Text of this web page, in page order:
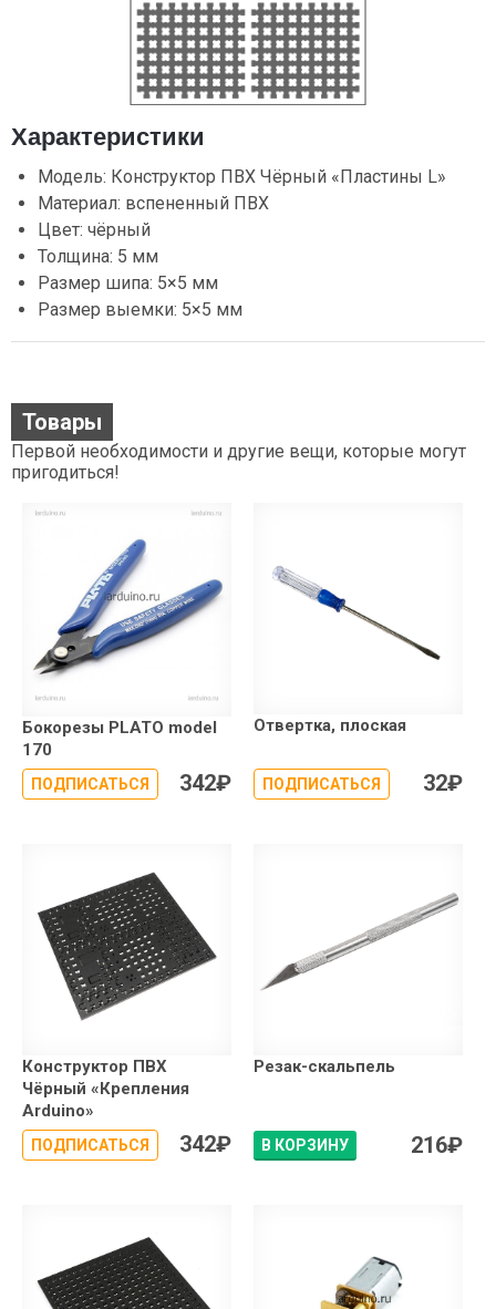
Характеристики
Модель: Конструктор ПВХ Чёрный «Пластины L»
Материал: вспененный ПВХ
Цвет: чёрный
Толщина: 5 мм
Размер шипа: 5×5 мм
Размер выемки: 5×5 мм
Товары
Первой необходимости и другие вещи, которые могут
пригодиться!
Бокорезы PLATO model
170
ПОДПИСАТЬСЯ 342₽
Отвертка, плоская
ПОДПИСАТЬСЯ 32₽
Конструктор ПВХ
Чёрный «Крепления
Arduino»
ПОДПИСАТЬСЯ 342₽
Резак-скальпель
В КОРЗИНУ 216₽